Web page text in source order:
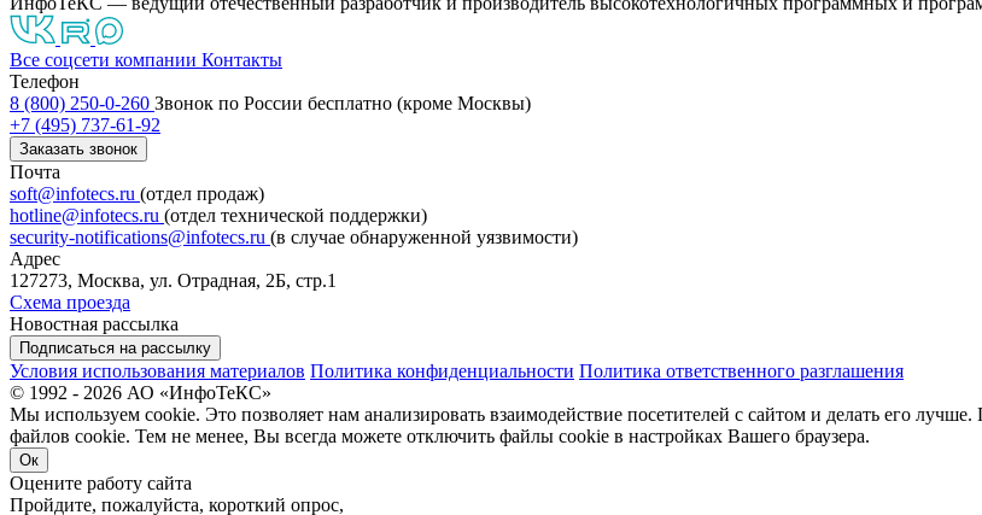
Все соцсети компании Контакты
Телефон
8 (800) 250-0-260 Звонок по России бесплатно (кроме Москвы)
+7 (495) 737-61-92
Заказать звонок
Почта
soft@infotecs.ru (отдел продаж)
hotline@infotecs.ru (отдел технической поддержки)
security-notifications@infotecs.ru (в случае обнаруженной уязвимости)
Адрес
127273, Москва, ул. Отрадная, 2Б, стр.1
Схема проезда
Новостная рассылка
Подписаться на рассылку
Условия использования материалов Политика конфиденциальности Политика ответственного разглашения
© 1992 - 2026 АО «ИнфоТеКС»
Мы используем cookie. Это позволяет нам анализировать взаимодействие посетителей с сайтом и делать его
файлов cookie. Тем не менее, Вы всегда можете отключить файлы cookie в настройках Вашего браузера.
Ок
Оцените работу сайта
Пройдите, пожалуйста, короткий опрос,